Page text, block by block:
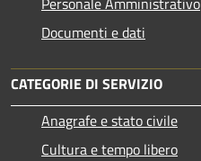
Documenti e dati
CATEGORIE DI SERVIZIO
Anagrafe e stato civile
Cultura e tempo libero